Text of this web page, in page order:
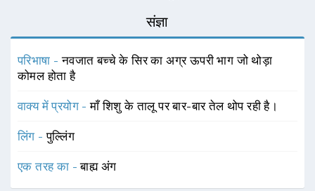
संज्ञा
परिभाषा -नवजात बच्चे के सिर का अग्र ऊपरी भाग जो थोड़ा
कोमल होता है
वाक्य में प्रयोग -माँ शिशु के तालू पर बार-बार तेल थोप रही है।
लिंग -पुल्लिंग
एक तरह का -बाह्य अंग